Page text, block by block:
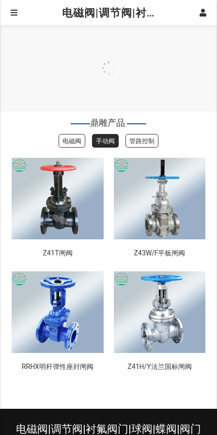
电磁阀|调节阀|衬氟阀门|球阀|蝶阀|阀门仪器仪表-上海鼎雕阀门有限公司|闸阀
鼎雕产品
电磁阀 手动阀 管路控制
Z41T闸阀 Z43W/F平板闸阀
RRHX明杆弹性座封闸阀 Z41H/Y法兰国标闸阀
电磁阀|调节阀|衬氟阀门|球阀|蝶阀|阀门